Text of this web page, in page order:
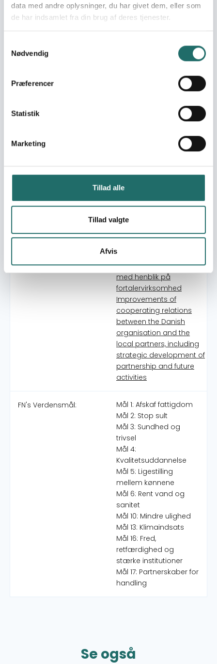
data med andre oplysninger, du har givet dem, eller som
de har indsamlet fra din brug af deres tjenester.
Nødvendig
Præferencer
Statistik
Marketing
Tillad alle
Tillad valgte
Afvis
naturen
Afklaring af specifikke
emner omkring projektet
ungdomsuddannelser i
Bengalen, Indien gennem
fortalervirksomhed med
håndværkeruddannelse'.
Øget indkomst for de
Vestbengalen gennem
kapacitetsopbygning af
CBO'er i netværk
Forbedring af
helbredstilstanden blandt
de fattige i Sunderbans,
Indien gennem etablering
af lokalt baserede
og styrkelse af
civilsamfundets kapacitet
med henblik på
fortalervirksomhed
Improvements of
cooperating relations
between the Danish
organisation and the
local partners, including
strategic development of
partnership and future
activities
FN's Verdensmål:
Mål 1: Afskaf fattigdom
Mål 2: Stop sult
Mål 3: Sundhed og
trivsel
Mål 4:
Kvalitetsuddannelse
Mål 5: Ligestilling
mellem kønnene
Mål 6: Rent vand og
sanitet
Mål 10: Mindre ulighed
Mål 13: Klimaindsats
Mål 16: Fred,
retfærdighed og
stærke institutioner
Mål 17: Partnerskaber for
handling
Se også